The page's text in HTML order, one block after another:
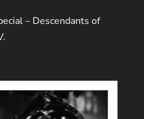
– Descendants of